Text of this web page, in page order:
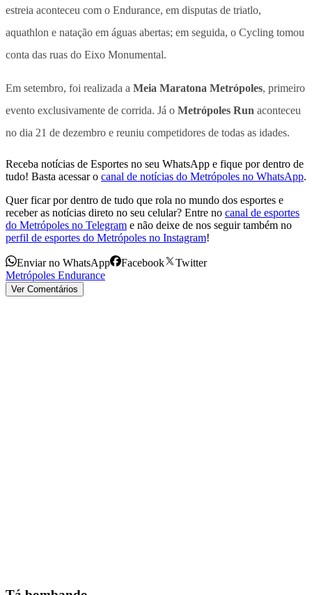
estreia aconteceu com o Endurance, em disputas de triatlo,
aquathlon e natação em águas abertas; em seguida, o Cycling tomou
conta das ruas do Eixo Monumental.
Em setembro, foi realizada a Meia Maratona Metrópoles, primeiro
evento exclusivamente de corrida. Já o Metrópoles Run aconteceu
no dia 21 de dezembro e reuniu competidores de todas as idades.
Receba notícias de Esportes no seu WhatsApp e fique por dentro de
tudo! Basta acessar o canal de notícias do Metrópoles no WhatsApp.
Quer ficar por dentro de tudo que rola no mundo dos esportes e
receber as notícias direto no seu celular? Entre no canal de esportes
do Metrópoles no Telegram e não deixe de nos seguir também no
perfil de esportes do Metrópoles no Instagram!
Enviar no WhatsApp Facebook
Twitter
Metrópoles Endurance
Ver Comentários